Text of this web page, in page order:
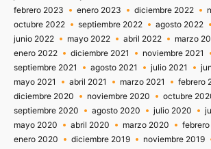
febrero 2023
enero 2023 diciembre 2022
octubre 2022
septiembre 2022 agosto 2022
junio 2022
mayo 2022 abril 2022 marzo
enero 2022
diciembre 2021 noviembre 2021
septiembre 2021
agosto 2021 julio 2021
mayo 2021
abril 2021 marzo 2021 febrero
diciembre 2020
noviembre 2020
octubre
septiembre 2020
agosto 2020 julio 2020
mayo 2020
abril 2020 marzo 2020
enero 2020
diciembre 2019 noviembre 2019